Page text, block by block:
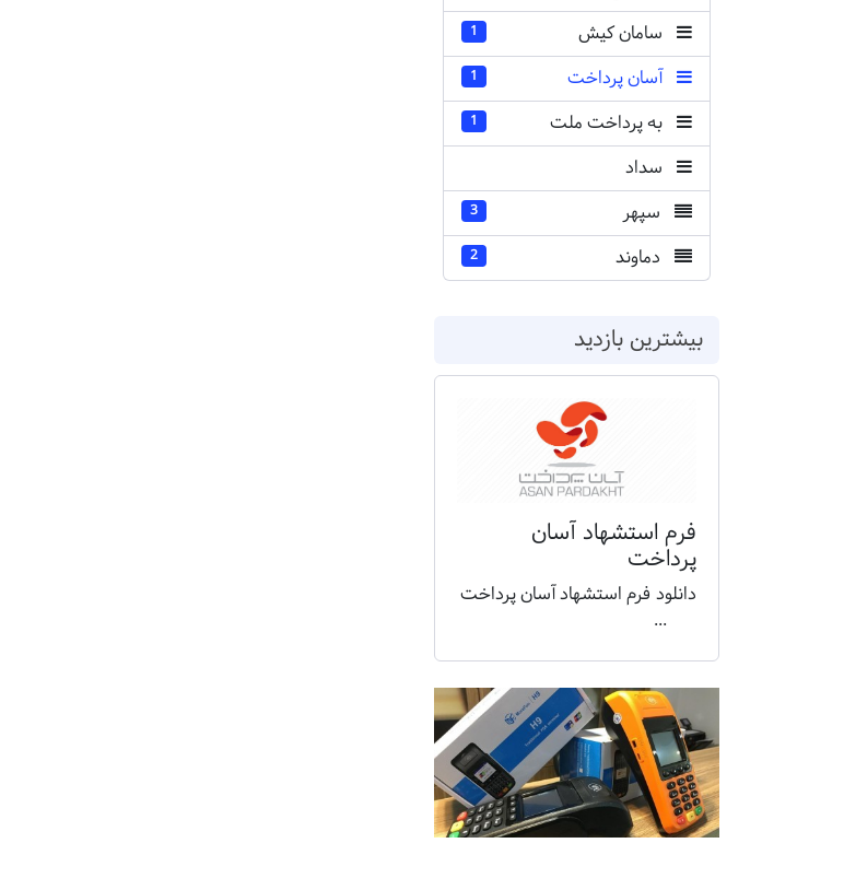
سامان کیش 1
آسان پرداخت 1
به پرداخت ملت 1
سداد
سپهر
3
دماوند 2
بیشترین بازدید
فرم استشهاد آسان
پرداخت
دانلود فرم استشهاد آسان پرداخت
...